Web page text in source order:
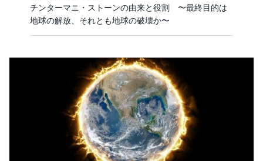
チンターマニ・ストーンの由来と役割 〜最終目的は
地球の解放、それとも地球の破壊か〜